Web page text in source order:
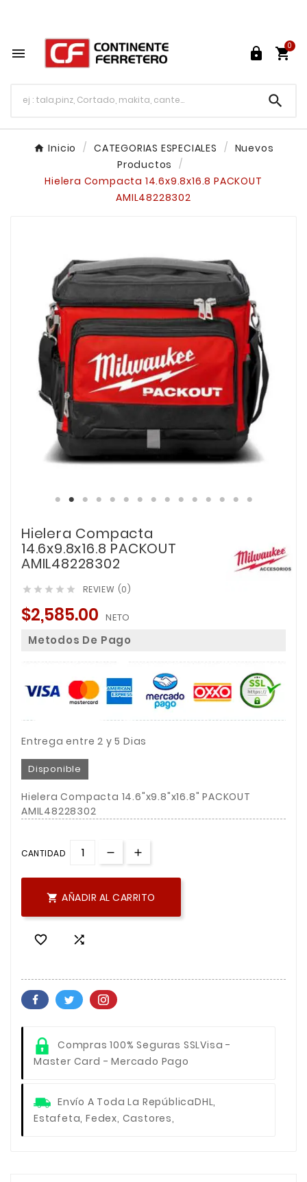
  
0

Inicio CATEGORIAS ESPECIALES
Nuevos
Productos
Hielera Compacta 14.6x9.8x16.8 PACKOUT
AMIL48228302
Hielera Compacta
14.6x9.8x16.8 PACKOUT
AMIL48228302
     REVIEW (0)
$2,585.00 NETO
Metodos De Pago
Entrega entre 2 y 5 Dias
Disponible
Hielera Compacta 14.6"x9.8"x16.8" PACKOUT
AMIL48228302
CANTIDAD
 AÑADIR AL CARRITO
 
Compras 100% Seguras SSLVisa -
Master Card - Mercado Pago
Envío A Toda La RepúblicaDHL,
Estafeta, Fedex, Castores,